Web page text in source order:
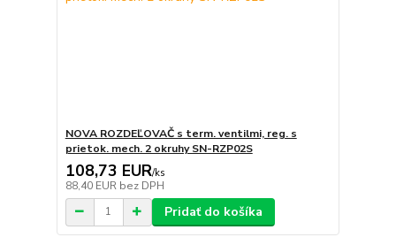
NOVA ROZDEĽOVAČ s term. ventilmi, reg. s
prietok. mech. 2 okruhy SN-RZP02S
108,73 EUR/ks
88,40 EUR bez DPH
Pridať do košíka